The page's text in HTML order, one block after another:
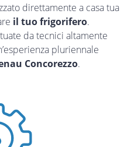
direttamente a casa tua
il tuo frigorifero.
da tecnici altamente
pluriennale
Concorezzo.